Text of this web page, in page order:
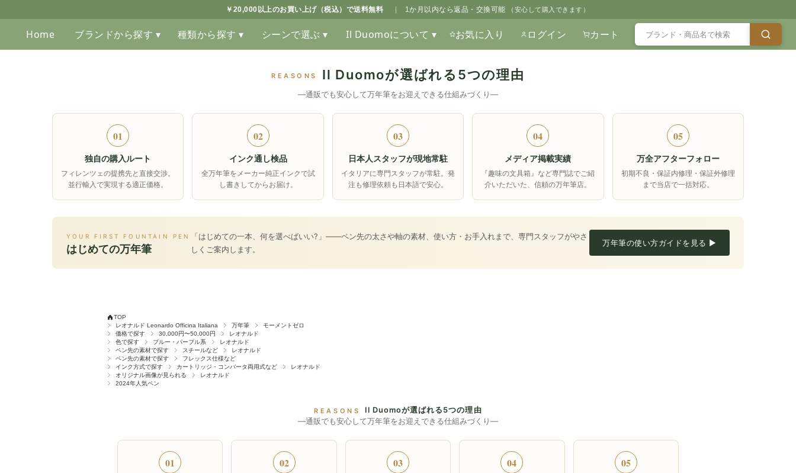
￥20,000以上のお買い上げ（税込）で送料無料 1か月以内なら返品・交換可能 （安心して購入できます）
Home ブランドから探す ▾ 種類から探す ▾ シーンで選ぶ ▾ Il Duomoについて ▾ お気に入り ログイン カート
REASONS Il Duomoが選ばれる5つの理由
―通販でも安心して万年筆をお迎えできる仕組みづくり―
01
独自の購入ルート
フィレンツェの提携先と直接交渉。
並行輸入で実現する適正価格。
02
インク通し検品
全万年筆をメーカー純正インクで試
し書きしてからお届け。
03
日本人スタッフが現地常駐
イタリアに専門スタッフが常駐。発
注も修理依頼も日本語で安心。
04
メディア掲載実績
『趣味の文具箱』など専門誌でご紹
介いただいた、信頼の万年筆店。
05
万全アフターフォロー
初期不良・保証内修理・保証外修理
まで当店で一括対応。
YOUR FIRST FOUNTAIN PEN
はじめての万年筆
「はじめての一本、何を選べばいい?」――ペン先の太さや軸の素材、使い方・お手入れまで、専門スタッフがやさ
しくご案内します。
万年筆の使い方ガイドを見る ▶
TOP
レオナルド Leonardo Officina Italiana
万年筆
モーメントゼロ
価格で探す
30,000円〜50,000円
レオナルド
色で探す
ブルー・パープル系
レオナルド
ペン先の素材で探す
スチールなど
レオナルド
ペン先の素材で探す
フレックス仕様など
インク方式で探す
カートリッジ・コンバータ両用式など
レオナルド
オリジナル画像が見られる
レオナルド
2024年人気ペン
REASONS Il Duomoが選ばれる5つの理由
―通販でも安心して万年筆をお迎えできる仕組みづくり―
01 02 03 04 05